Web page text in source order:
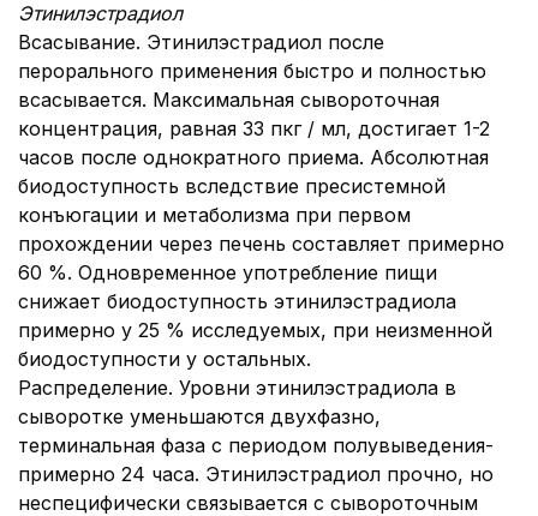
Этинилэстрадиол
Всасывание. Этинилэстрадиол после
перорального применения быстро и полностью
всасывается. Максимальная сывороточная
концентрация, равная 33 пкг / мл, достигает 1-2
часов после однократного приема. Абсолютная
биодоступность вследствие пресистемной
конъюгации и метаболизма при первом
прохождении через печень составляет примерно
60 %. Одновременное употребление пищи
снижает биодоступность этинилэстрадиола
примерно у 25 % исследуемых, при неизменной
биодоступности у остальных.
Распределение. Уровни этинилэстрадиола в
сыворотке уменьшаются двухфазно,
терминальная фаза с периодом полувыведения-
примерно 24 часа. Этинилэстрадиол прочно, но
неспецифически связывается с сывороточным